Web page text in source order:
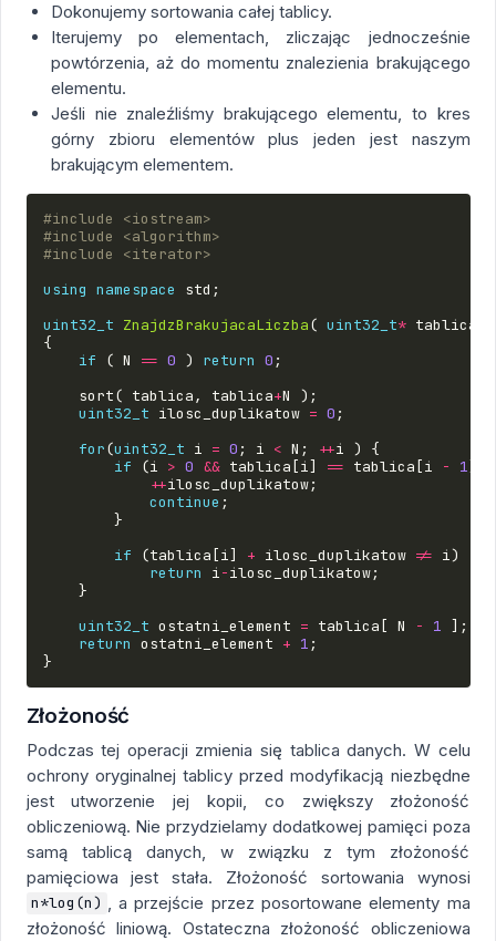
Dokonujemy sortowania całej tablicy.
Iterujemy po elementach, zliczając jednocześnie
powtórzenia, aż do momentu znalezienia brakującego
elementu.
Jeśli nie znaleźliśmy brakującego elementu, to kres
górny zbioru elementów plus jeden jest naszym
brakującym elementem.
#include
<iostream>
#include
<algorithm>
#include
<iterator>
using namespace std ;
uint32_t ZnajdzBrakujacaLiczba( uint32_t* tablica
{
if
( N == 0 ) return 0 ;
sort( tablica, tablica+N
);
uint32_t ilosc_duplikatow = 0 ;
for(uint32_t i = 0 ; i < N ; ++i )
{
if
(i > 0 && tablica [i] == tablica [i - 1])
++ilosc_duplikatow;
continue ;
}
if
(tablica [i] + ilosc_duplikatow != i)
return
i-ilosc_duplikatow;
}
uint32_t ostatni_element = tablica [ N - 1 ];
return ostatni_element + 1 ;
}
Złożoność
Podczas tej operacji zmienia się tablica danych. W celu
ochrony oryginalnej tablicy przed modyfikacją niezbędne
jest utworzenie jej kopii, co zwiększy złożoność
obliczeniową. Nie przydzielamy dodatkowej pamięci poza
samą tablicą danych, w związku z tym złożoność
pamięciowa jest stała. Złożoność sortowania wynosi
n*log(n)
, a przejście przez posortowane elementy ma
złożoność liniową. Ostateczna złożoność obliczeniowa